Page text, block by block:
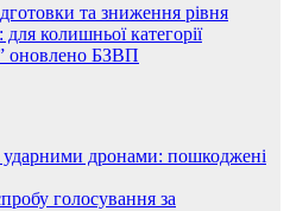
та зниження рівня
колишньої категорії
оновлено БЗВП
дронами: пошкоджені
голосування за